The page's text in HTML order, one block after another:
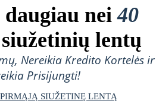
nei40
siužetinių lentų
Nereikia Kredito Kortelės ir
Prisijungti!
SIUŽETINĘ LENTĄ